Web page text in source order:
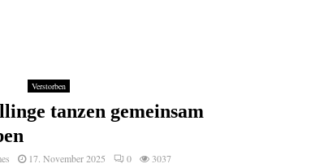
Verstorben
tanzen gemeinsam
17. November 2025 0 3037